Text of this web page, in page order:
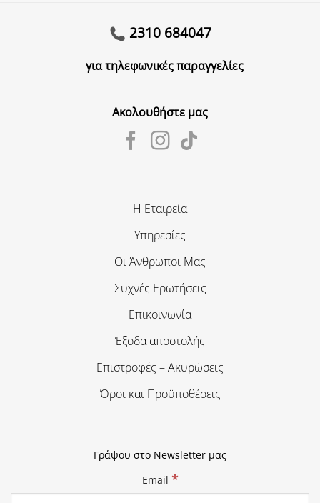
2310 684047
για τηλεφωνικές παραγγελίες
Ακολουθήστε μας
Η Εταιρεία
Υπηρεσίες
Οι Άνθρωποι Μας
Συχνές Ερωτήσεις
Επικοινωνία
Έξοδα αποστολής
Επιστροφές – Ακυρώσεις
Όροι και Προϋποθέσεις
Γράψου στο Newsletter μας
Email *